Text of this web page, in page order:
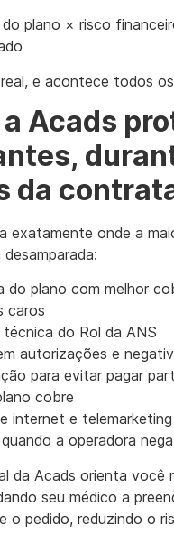
do plano × risco
e acontece todos
a Acads
da
exatamente onde a
do plano com melhor
caros
técnica do Rol da ANS
autorizações e
para evitar pagar
cobre
internet e
a operadora
da Acads orienta você
seu médico a
o pedido, reduzindo o